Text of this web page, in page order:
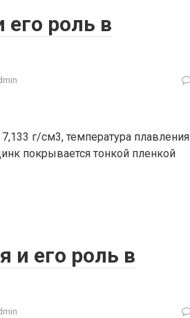
его роль в
г/см3, температура плавления
покрывается тонкой пленкой
и его роль в